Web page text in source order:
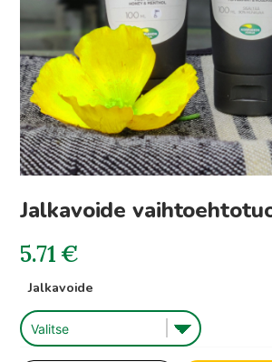
Jalkavoide
5.71€
Jalkavoide